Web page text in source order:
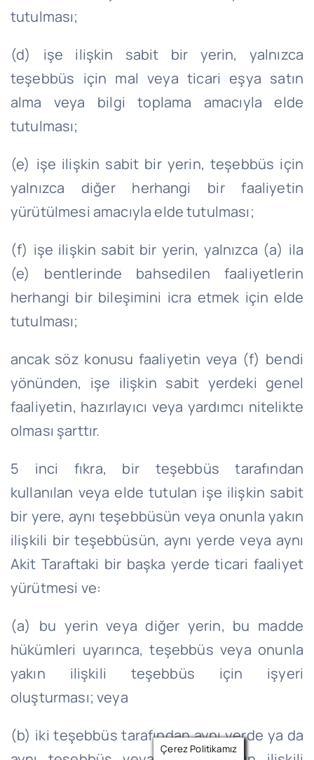
tutulması;
(d) işe ilişkin sabit bir yerin, yalnızca
teşebbüs için mal veya ticari eşya satın
alma veya bilgi toplama amacıyla elde
tutulması;
(e) işe ilişkin sabit bir yerin, teşebbüs için
yalnızca diğer herhangi bir faaliyetin
yürütülmesi amacıyla elde tutulması;
(f) işe ilişkin sabit bir yerin, yalnızca (a) ila
(e) bentlerinde bahsedilen faaliyetlerin
herhangi bir bileşimini icra etmek için elde
tutulması;
ancak söz konusu faaliyetin veya (f) bendi
yönünden, işe ilişkin sabit yerdeki genel
faaliyetin, hazırlayıcı veya yardımcı nitelikte
olması şarttır.
5 inci fıkra, bir teşebbüs tarafından
kullanılan veya elde tutulan işe ilişkin sabit
bir yere, aynı teşebbüsün veya onunla yakın
ilişkili bir teşebbüsün, aynı yerde veya aynı
Akit Taraftaki bir başka yerde ticari faaliyet
yürütmesi ve:
(a) bu yerin veya diğer yerin, bu madde
hükümleri uyarınca, teşebbüs veya onunla
yakın ilişkili teşebbüs için işyeri
oluşturması; veya
(b) iki teşebbüs tarafından aynı yerde ya da
Çerez Politikamız